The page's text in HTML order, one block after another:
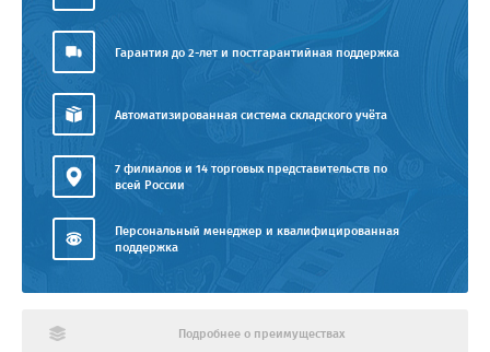
Гарантия до 2-лет и постгарантийная поддержка
Автоматизированная система складского учёта
7 филиалов и 14 торговых представительств по
всей России
Персональный менеджер и квалифицированная
поддержка
Подробнее о преимуществах